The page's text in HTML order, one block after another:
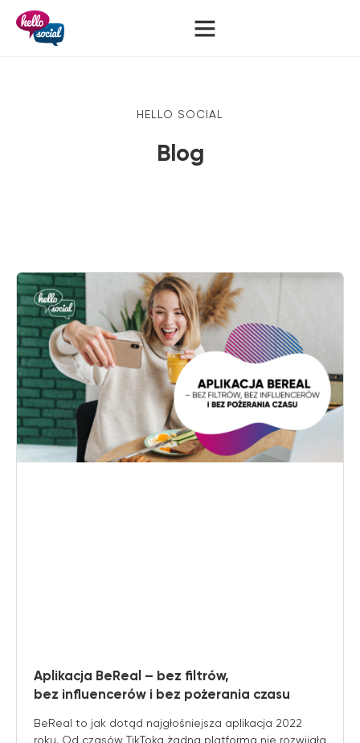
HELLO SOCIAL
Blog
Aplikacja BeReal – bez filtrów,
bez influencerów i bez pożerania czasu
BeReal to jak dotąd najgłośniejsza aplikacja 2022
roku. Od czasów TikToka żadna platforma nie rozwijała